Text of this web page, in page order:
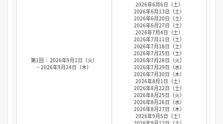
第1回： 2026年9月1日（火）
~ 2026年9月24日（木）
2026年6月6日（土）
2026年6月13日（土）
2026年6月20日（土）
2026年6月27日（土）
2026年7月4日（土）
2026年7月11日（土）
2026年7月18日（土）
2026年7月25日（土）
2026年7月28日（火）
2026年7月29日（水）
2026年7月30日（木）
2026年8月1日（土）
2026年8月22日（土）
2026年8月25日（火）
2026年8月26日（水）
2026年8月27日（木）
2026年9月5日（土）